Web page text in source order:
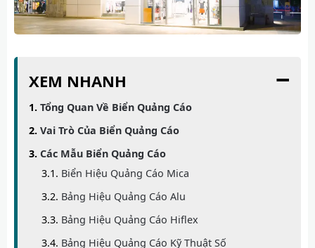
XEM NHANH −
Tổng Quan Về Biển Quảng Cáo
Vai Trò Của Biển Quảng Cáo
Các Mẫu Biển Quảng Cáo
Biển Hiệu Quảng Cáo Mica
Bảng Hiệu Quảng Cáo Alu
Bảng Hiệu Quảng Cáo Hiflex
Bảng Hiệu Quảng Cáo Kỹ Thuật Số